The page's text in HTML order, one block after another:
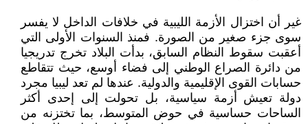
غير أن اختزال الأزمة الليبية في خلافات الداخل لا يفسر
سوى جزء صغير من الصورة. فمنذ السنوات الأولى التي
أعقبت سقوط النظام السابق، بدأت البلاد تخرج تدريجيا
من دائرة الصراع الوطني إلى فضاء أوسع، حيث تتقاطع
حسابات القوى الإقليمية والدولية. عندها لم تعد ليبيا مجرد
دولة تعيش أزمة سياسية، بل تحولت إلى إحدى أكثر
الساحات حساسية في حوض المتوسط، بما تختزنه من